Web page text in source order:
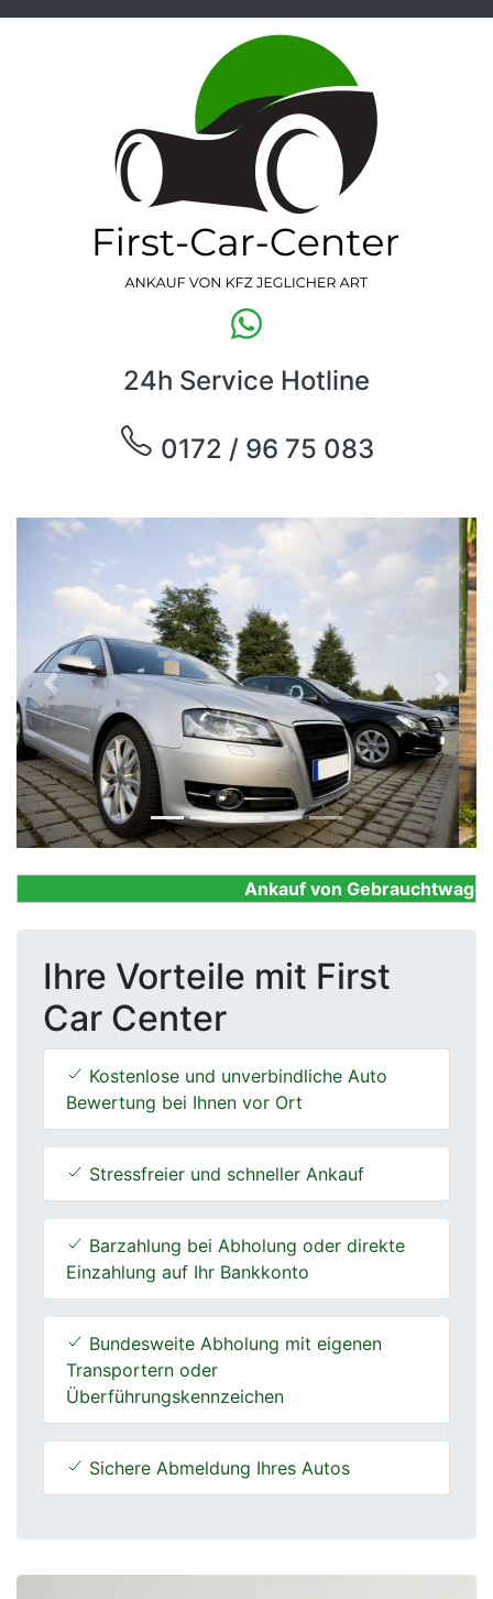
24h Service Hotline
0172 / 96 75 083
Previous Next
Ankauf von
Ihre Vorteile mit First
Car Center
Kostenlose und unverbindliche Auto
Bewertung bei Ihnen vor Ort
Stressfreier und schneller Ankauf
Barzahlung bei Abholung oder direkte
Einzahlung auf Ihr Bankkonto
Bundesweite Abholung mit eigenen
Transportern oder
Überführungskennzeichen
Sichere Abmeldung Ihres Autos